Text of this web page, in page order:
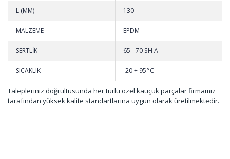
L (MM) 130
MALZEME EPDM
SERTLİK 65 - 70 SH A
SICAKLIK -20 + 95°C
Talepleriniz doğrultusunda her türlü özel kauçuk parçalar firmamız
tarafından yüksek kalite standartlarına uygun olarak üretilmektedir.